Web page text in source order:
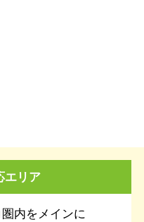
エリア
内をメインに